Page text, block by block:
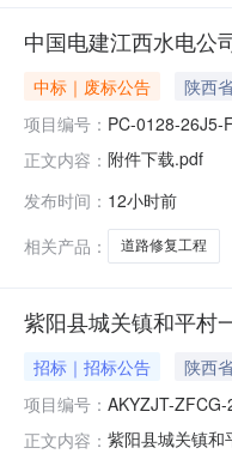
中国电建江西水电公
中标｜废标公告 陕西
项目编号： PC-0128-26J5-
正文内容： 附件下载.pdf
发布时间： 12小时前
相关产品：
道路修复工程
紫阳县城关镇和平村
招标｜招标公告 陕西
项目编号： AKYZJT-ZFCG-
正文内容： 紫阳县城关镇和